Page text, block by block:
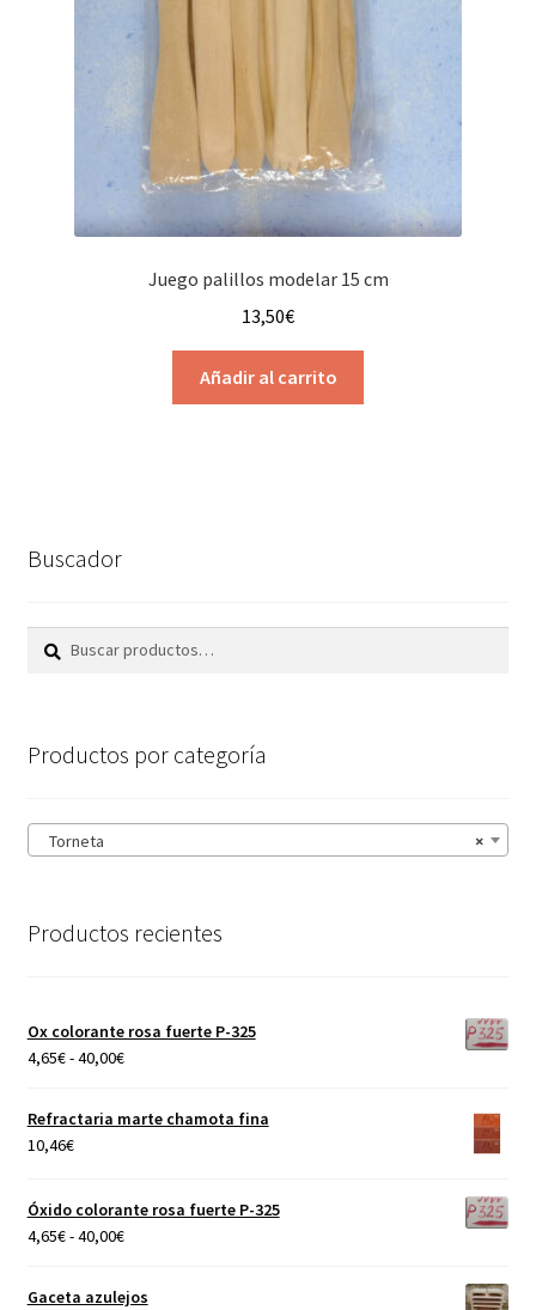
Juego palillos modelar 15 cm
13,50€
Añadir al carrito
Buscador
Buscar
Buscar
Productos por categoría
×
Torneta
Productos recientes
Ox colorante rosa fuerte P-325
4,65€-40,00€Rango
precios:
40,00€
Refractaria marte chamota fina
10,46€
Óxido colorante rosa fuerte P-325
4,65€-40,00€Rango
precios:
Gaceta azulejos